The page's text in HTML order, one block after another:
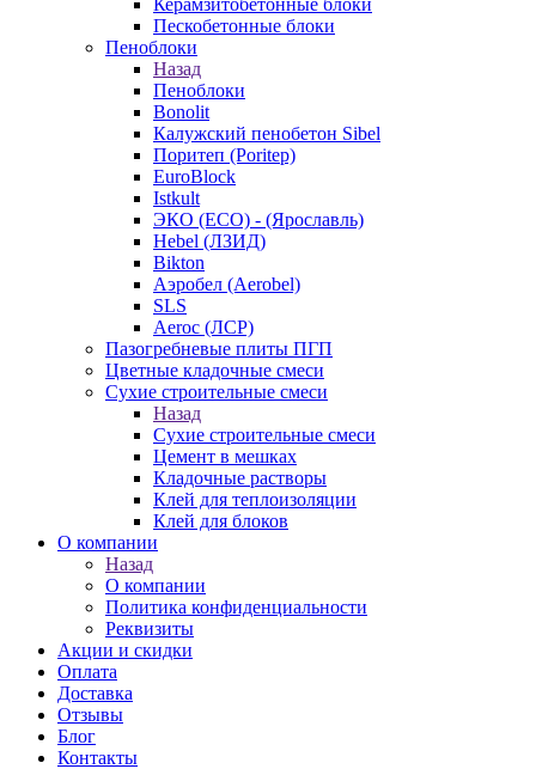
Пескобетонные блоки
Пеноблоки
Назад
Пеноблоки
Bonolit
Калужский пенобетон Sibel
Поритеп (Poritep)
EuroBlock
Istkult
ЭКО (ECO) - (Ярославль)
Hebel (ЛЗИД)
Bikton
Аэробел (Aerobel)
SLS
Aeroc (ЛСР)
Пазогребневые плиты ПГП
Цветные кладочные смеси
Сухие строительные смеси
Назад
Сухие строительные смеси
Цемент в мешках
Кладочные растворы
Клей для теплоизоляции
Клей для блоков
О компании
Назад
О компании
Политика конфиденциальности
Реквизиты
Акции и скидки
Оплата
Доставка
Отзывы
Блог
Контакты